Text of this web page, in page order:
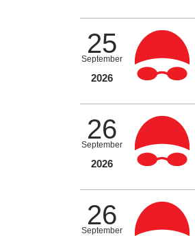
25
September
2026
26
September
2026
26
September